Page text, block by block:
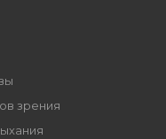
зрения